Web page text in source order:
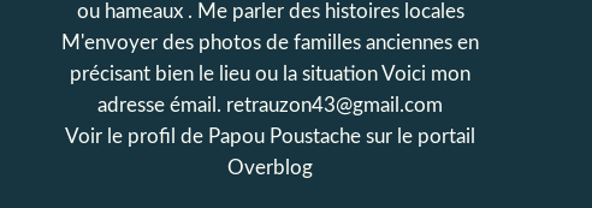
ou hameaux . Me parler des histoires locales
M'envoyer des photos de familles anciennes en
précisant bien le lieu ou la situation Voici mon
adresse émail. retrauzon43@gmail.com
Voir le profil de Papou Poustache sur le portail
Overblog